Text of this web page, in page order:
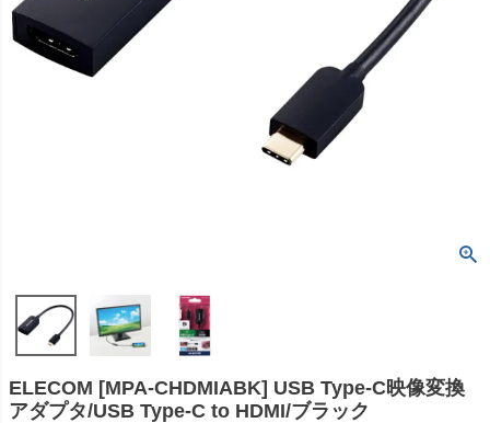
ELECOM [MPA-CHDMIABK] USB Type-C映像変換
アダプタ/USB Type-C to HDMI/ブラック